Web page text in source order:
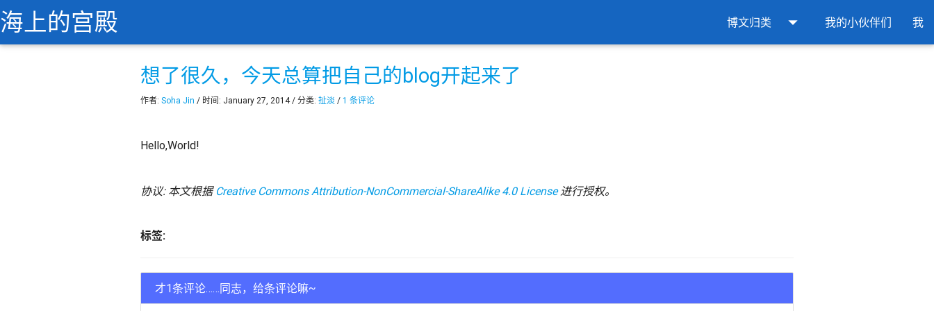
海上的宫殿 博文归类 arrow_drop_down 我的小伙伴们 我
想了很久，今天总算把自己的blog开起来了
作者: Soha Jin / 时间: January 27, 2014 / 分类: 扯淡 / 1 条评论
Hello,World!
协议: 本文根据 Creative Commons Attribution-NonCommercial-ShareAlike 4.0 License进行授权。
标签:
才1条评论……同志，给条评论嘛~